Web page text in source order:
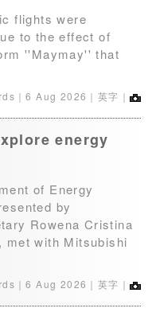
flights were
to the effect of
''Maymay'' that
｜6 Aug 2026 ｜英字｜
energy
of Energy
by
Rowena Cristina
met with Mitsubishi
｜6 Aug 2026 ｜英字｜